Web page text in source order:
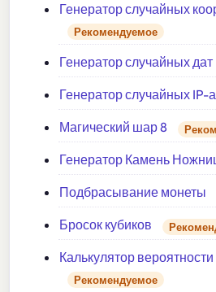
Генератор случайных
Рекомендуемое
Генератор случайных дат
Генератор случайных IP-
Магический шар 8
Генератор Камень
Подбрасывание монеты
Бросок кубиков
Калькулятор
Рекомендуемое